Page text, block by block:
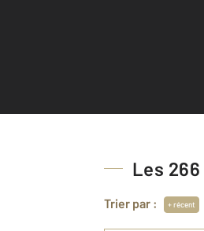
Les 266
Trier par : + récent